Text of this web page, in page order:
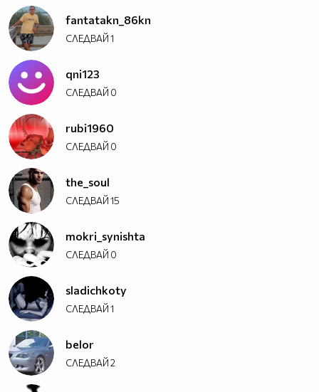
fantatakn_86kn
СЛЕДВАЙ1
qni123
СЛЕДВАЙ 0
rubi1960
СЛЕДВАЙ 0
the_soul
СЛЕДВАЙ15
mokri_synishta
СЛЕДВАЙ 0
sladichkoty
СЛЕДВАЙ1
belor
СЛЕДВАЙ2